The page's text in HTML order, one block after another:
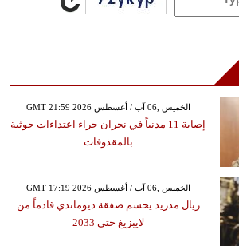
GMT 21:59 2026 الخميس ,06 آب / أغسطس
إصابة 11 مدنياً في نجران جراء اعتداءات حوثية
بالمقذوفات
GMT 17:19 2026 الخميس ,06 آب / أغسطس
ريال مدريد يحسم صفقة ديوماندي قادماً من
لايبزيغ حتى 2033